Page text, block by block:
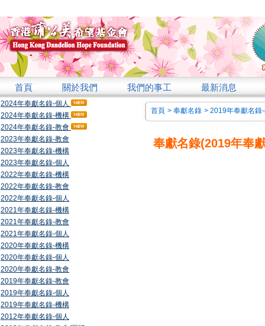
首頁 關於我們 我們的事工 最新消息
2024年奉獻名錄-個人
2024年奉獻名錄-機構
2024年奉獻名錄-教會
2023年奉獻名錄-教會
2023年奉獻名錄-機構
2023年奉獻名錄-個人
2022年奉獻名錄-機構
2022年奉獻名錄-教會
2022年奉獻名錄-個人
2021年奉獻名錄-機構
2021年奉獻名錄-教會
2021年奉獻名錄-個人
2020年奉獻名錄-機構
2020年奉獻名錄-個人
2020年奉獻名錄-教會
2019年奉獻名錄-教會
2019年奉獻名錄-個人
2019年奉獻名錄-機構
2012年奉獻名錄-個人
首頁 > 奉獻名錄 > 2019年奉獻名錄
奉獻名錄(2019年奉